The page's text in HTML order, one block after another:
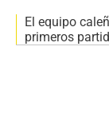
El equipo
primeros